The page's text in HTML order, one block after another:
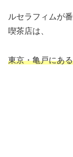
ルセラフィムが
喫茶店は、
東京・亀戸にある